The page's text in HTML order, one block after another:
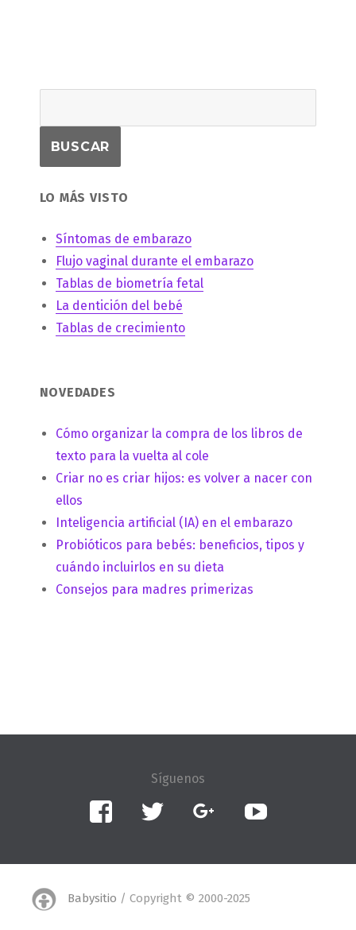
LO MÁS VISTO
Síntomas de embarazo
Flujo vaginal durante el embarazo
Tablas de biometría fetal
La dentición del bebé
Tablas de crecimiento
NOVEDADES
Cómo organizar la compra de los libros de
texto para la vuelta al cole
Criar no es criar hijos: es volver a nacer con
ellos
Inteligencia artificial (IA) en el embarazo
Probióticos para bebés: beneficios, tipos y
cuándo incluirlos en su dieta
Consejos para madres primerizas
Facebook Twitter Google+
Babysitio / Copyright © 2000-2025